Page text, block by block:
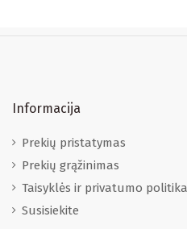
Informacija
Prekių pristatymas
Prekių grąžinimas
Taisyklės ir privatumo politika
Susisiekite